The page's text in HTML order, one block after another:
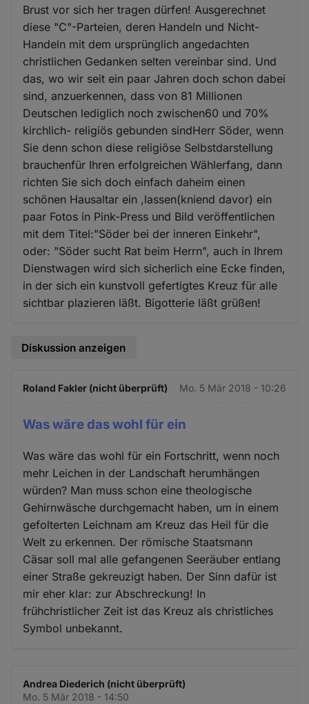
Brust vor sich her tragen dürfen! Ausgerechnet
diese "C"-Parteien, deren Handeln und Nicht-
Handeln mit dem ursprünglich angedachten
christlichen Gedanken selten vereinbar sind. Und
das, wo wir seit ein paar Jahren doch schon dabei
sind, anzuerkennen, dass von 81 Millionen
Deutschen lediglich noch zwischen60 und 70%
kirchlich- religiös gebunden sindHerr Söder, wenn
Sie denn schon diese religiöse Selbstdarstellung
brauchenfür Ihren erfolgreichen Wählerfang, dann
richten Sie sich doch einfach daheim einen
schönen Hausaltar ein ,lassen(kniend davor) ein
paar Fotos in Pink-Press und Bild veröffentlichen
mit dem Titel:"Söder bei der inneren Einkehr",
oder: "Söder sucht Rat beim Herrn", auch in Ihrem
Dienstwagen wird sich sicherlich eine Ecke finden,
in der sich ein kunstvoll gefertigtes Kreuz für alle
sichtbar plazieren läßt. Bigotterie läßt grüßen!
Diskussion anzeigen
Roland Fakler (nicht überprüft) Mo. 5 Mär 2018 - 10:26
Was wäre das wohl für ein
Was wäre das wohl für ein Fortschritt, wenn noch
mehr Leichen in der Landschaft herumhängen
würden? Man muss schon eine theologische
Gehirnwäsche durchgemacht haben, um in einem
gefolterten Leichnam am Kreuz das Heil für die
Welt zu erkennen. Der römische Staatsmann
Cäsar soll mal alle gefangenen Seeräuber entlang
einer Straße gekreuzigt haben. Der Sinn dafür ist
mir eher klar: zur Abschreckung! In
frühchristlicher Zeit ist das Kreuz als christliches
Symbol unbekannt.
Andrea Diederich (nicht überprüft)
Mo. 5 Mär 2018 - 14:50